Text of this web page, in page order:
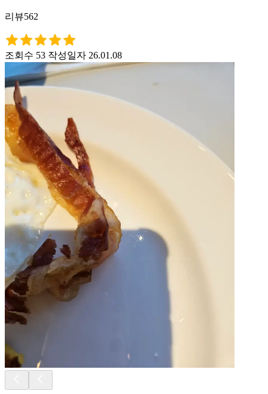
리뷰562
조회수 53 작성일자 26.01.08